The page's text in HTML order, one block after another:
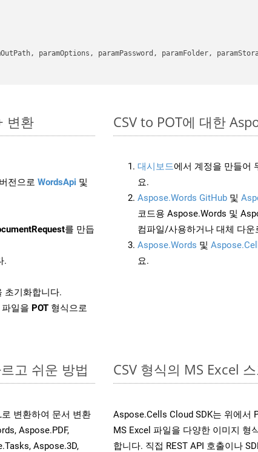
paramOptions, paramPassword, paramFolder,
변환
전으로 WordsApi 및
를 만듭
.
초기화합니다.
일을 POT 형식으로
CSV to POT에 대한
대시보드에서 계정을 만들어
요.
Aspose.Words GitHub 및
코드용 Aspose.Words 및
컴파일/사용하거나 대체 다운
Aspose.Words 및
요.
고 쉬운 방법
변환하여 문서 변환
Aspose.PDF,
Aspose.3D,
CSV 형식의 MS Excel
Aspose.Cells Cloud SDK는 위에서
MS Excel 파일을 다양한 이미지 형
합니다. 직접 REST API 호출이나